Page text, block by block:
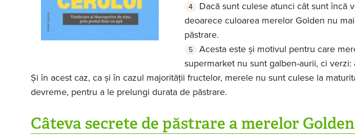
Dacă sunt culese atunci cât sunt încă
deoarece culoarea merelor Golden nu
păstrare.
Acesta este și motivul pentru care
supermarket nu sunt galben-aurii, ci
Și în acest caz, ca și în cazul majorității fructelor, merele nu sunt culese la
devreme, pentru a le prelungi durata de păstrare.
Câteva secrete de păstrare a merelor